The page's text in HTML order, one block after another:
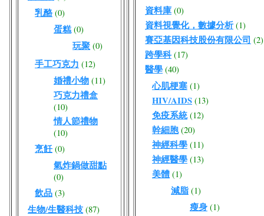
乳酪 (0)
蛋糕 (0)
玩聚 (0)
手工巧克力 (12)
婚禮小物 (11)
巧克力禮盒
(10)
情人節禮物
(10)
烹飪 (0)
氣炸鍋做甜點
(0)
飲品 (3)
生物/生醫科技 (87)
資料庫 (0)
資料視覺化，數據分析 (1)
賽亞基因科技股份有限公司 (2)
跨學科 (17)
醫學 (40)
心肌梗塞 (1)
HIV/AIDS (13)
免疫系統 (12)
幹細胞 (20)
神經科學 (11)
神經醫學 (13)
美體 (1)
減脂 (1)
瘦身 (1)